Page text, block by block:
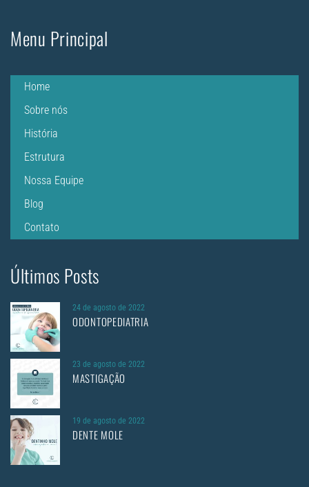
Menu Principal
Home
Sobre nós
História
Estrutura
Nossa Equipe
Blog
Contato
Últimos Posts
24 de agosto de 2022
ODONTOPEDIATRIA
23 de agosto de 2022
MASTIGAÇÃO
19 de agosto de 2022
DENTE MOLE